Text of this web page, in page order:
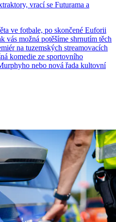
vrací se Futurama a
ve fotbale, po skončené Euforii
vás možná potěšíme shrnutím těch
na tuzemských streamovacích
komedie ze sportovního
nebo nová řada kultovní